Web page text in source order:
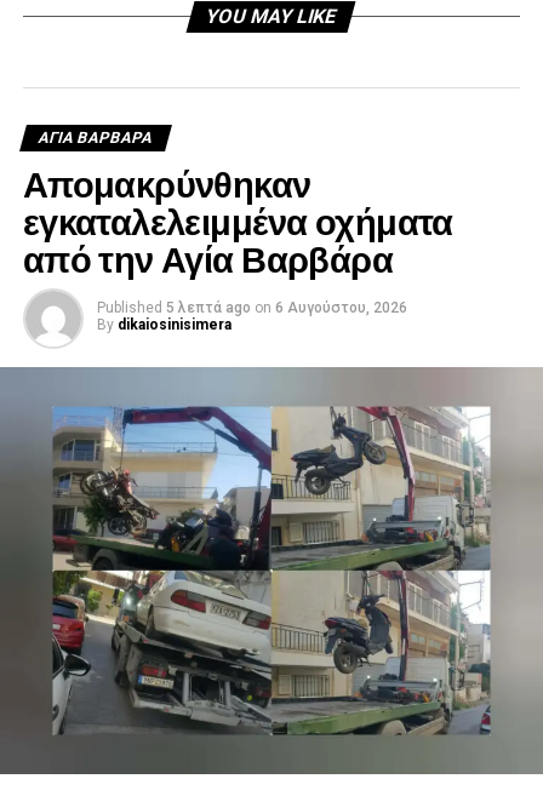
YOU MAY LIKE
ΑΓΙΑ ΒΑΡΒΑΡΑ
Απομακρύνθηκαν
εγκαταλελειμμένα οχήματα
από την Αγία Βαρβάρα
Published 5 λεπτά ago on 6 Αυγούστου, 2026
By dikaiosinisimera